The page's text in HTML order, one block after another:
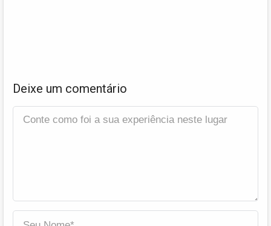
Deixe um comentário